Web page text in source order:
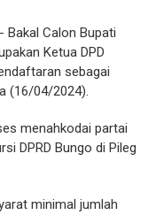
- Bakal Calon Bupati
Ketua DPD
sebagai
(16/04/2024).
menahkodai partai
DPRD Bungo di Pileg
minimal jumlah